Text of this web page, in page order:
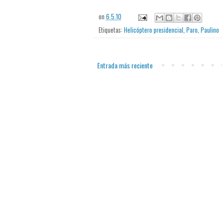
on 6.5.10
Etiquetas: Helicóptero presidencial, Paro, Paulino
Entrada más reciente